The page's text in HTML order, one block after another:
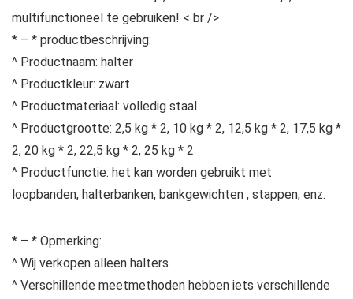
multifunctioneel te gebruiken! < br />
* – * productbeschrijving:
^ Productnaam: halter
^ Productkleur: zwart
^ Productmateriaal: volledig staal
^ Productgrootte: 2,5 kg * 2, 10 kg * 2, 12,5 kg * 2, 17,5 kg *
2, 20 kg * 2, 22,5 kg * 2, 25 kg * 2
^ Productfunctie: het kan worden gebruikt met
loopbanden, halterbanken, bankgewichten , stappen, enz.
* – * Opmerking:
^ Wij verkopen alleen halters
^ Verschillende meetmethoden hebben iets verschillende